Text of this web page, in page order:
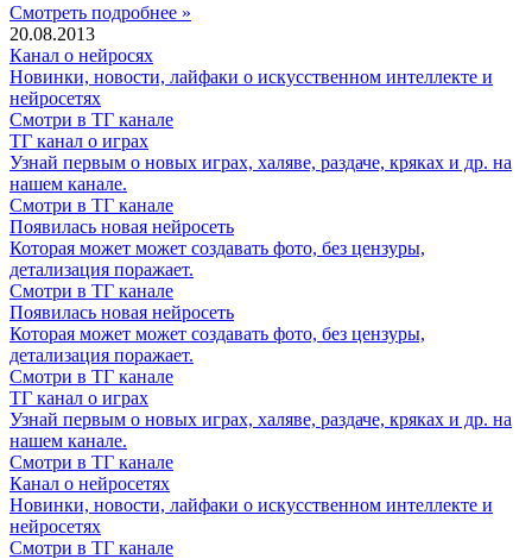
Смотреть подробнее »
20.08.2013
Канал о нейросях
Новинки, новости, лайфаки о искусственном интеллекте и
нейросетях
Смотри в ТГ канале
ТГ канал о играх
Узнай первым о новых играх, халяве, раздаче, кряках и др. на
нашем канале.
Смотри в ТГ канале
Появилась новая нейросеть
Которая может может создавать фото, без цензуры,
детализация поражает.
Смотри в ТГ канале
Появилась новая нейросеть
Которая может может создавать фото, без цензуры,
детализация поражает.
Смотри в ТГ канале
ТГ канал о играх
Узнай первым о новых играх, халяве, раздаче, кряках и др. на
нашем канале.
Смотри в ТГ канале
Канал о нейросетях
Новинки, новости, лайфаки о искусственном интеллекте и
нейросетях
Смотри в ТГ канале